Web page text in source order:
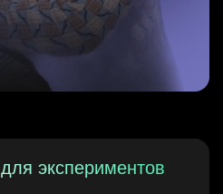
экспериментов